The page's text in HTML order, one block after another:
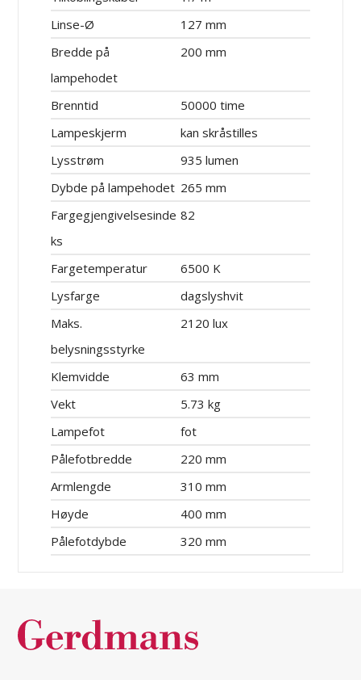
Linse-Ø
127 mm
Bredde på
lampehodet
200 mm
Brenntid
50000 time
Lampeskjerm
kan skråstilles
Lysstrøm
935 lumen
Dybde på lampehodet 265 mm
Fargegjengivelsesinde
ks
82
Fargetemperatur
6500 K
Lysfarge
dagslyshvit
Maks.
belysningsstyrke
2120 lux
Klemvidde
63 mm
Vekt
5.73 kg
Lampefot
fot
Pålefotbredde
220 mm
Armlengde
310 mm
Høyde
400 mm
Pålefotdybde
320 mm